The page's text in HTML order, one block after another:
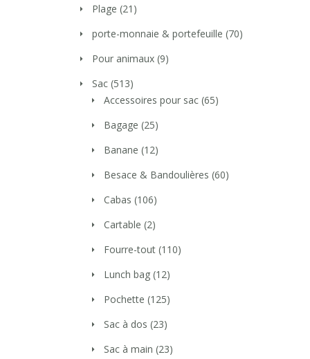
Plage (21)
porte-monnaie & portefeuille (70)
Pour animaux (9)
Sac (513)
Accessoires pour sac (65)
Bagage (25)
Banane (12)
Besace & Bandoulières (60)
Cabas (106)
Cartable (2)
Fourre-tout (110)
Lunch bag (12)
Pochette (125)
Sac à dos (23)
Sac à main (23)